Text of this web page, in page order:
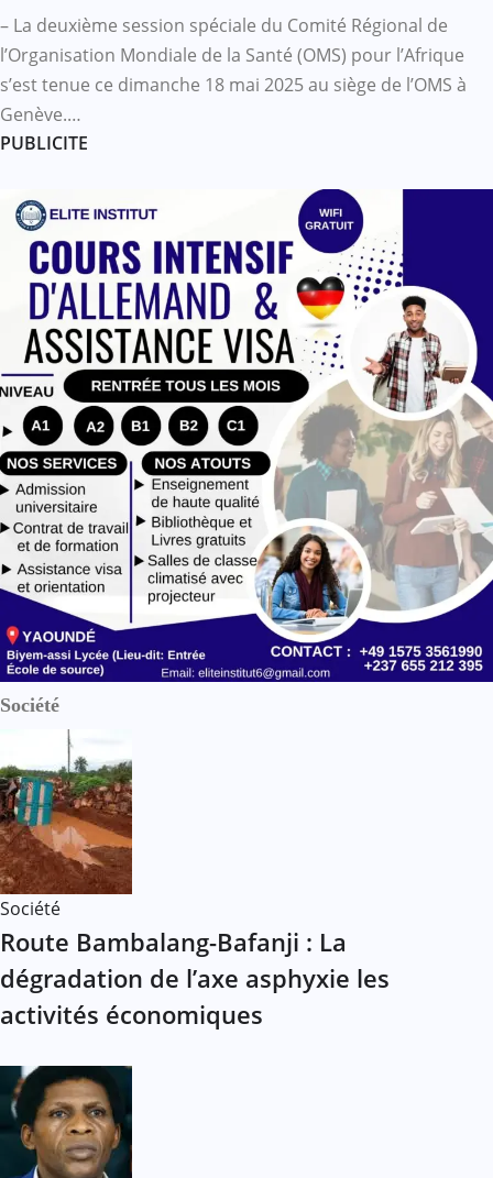
– La deuxième session spéciale du Comité Régional de
l’Organisation Mondiale de la Santé (OMS) pour l’Afrique
s’est tenue ce dimanche 18 mai 2025 au siège de l’OMS à
Genève.…
PUBLICITE
Société
Société
Route Bambalang-Bafanji : La
dégradation de l’axe asphyxie les
activités économiques